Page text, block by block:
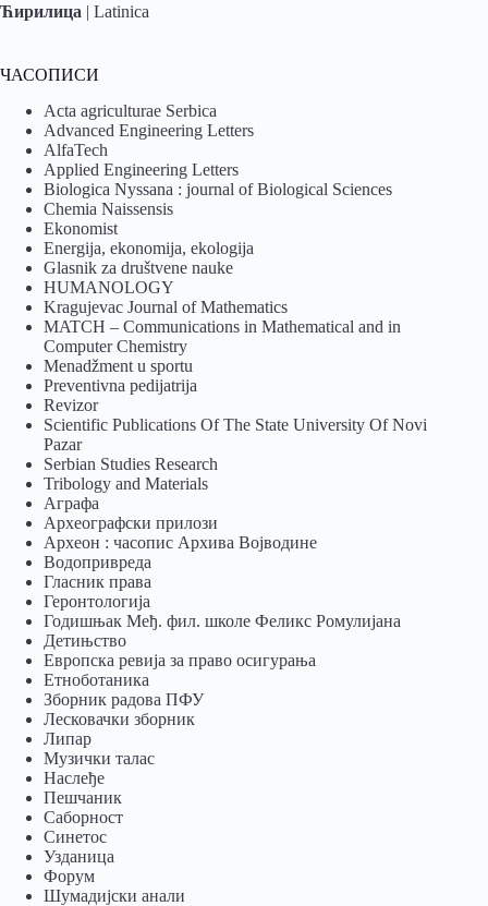
Ћирилица | Latinica
ЧАСОПИСИ
Acta agriculturae Serbica
Advanced Engineering Letters
AlfaTech
Applied Engineering Letters
Biologica Nyssana : journal of Biological Sciences
Chemia Naissensis
Ekonomist
Energija, ekonomija, ekologija
Glasnik za društvene nauke
HUMANOLOGY
Kragujevac Journal of Mathematics
MATCH – Communications in Mathematical and in
Computer Chemistry
Menadžment u sportu
Preventivna pedijatrija
Revizor
Scientific Publications Of The State University Of Novi
Pazar
Serbian Studies Research
Tribology and Materials
Аграфа
Археографски прилози
Археон : часопис Архива Војводине
Водопривреда
Гласник права
Геронтологија
Годишњак Међ. фил. школе Феликс Ромулијана
Детињство
Европска ревија за право осигурања
Eтноботаника
Зборник радова ПФУ
Лесковачки зборник
Липар
Музички талас
Наслеђе
Пешчаник
Саборност
Синетос
Узданица
Форум
Шумадијски анали